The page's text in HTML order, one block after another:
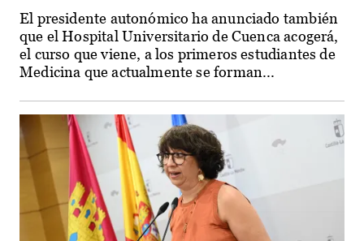
El presidente autonómico ha anunciado también
que el Hospital Universitario de Cuenca acogerá,
el curso que viene, a los primeros estudiantes de
Medicina que actualmente se forman...